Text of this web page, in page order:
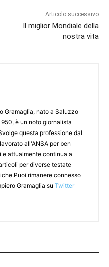
Articolo successivo
Il miglior Mondiale della
nostra vita
Gramaglia, nato a Saluzzo
è un noto giornalista
questa professione dal
all'ANSA per ben
e attualmente continua a
per diverse testate
rimanere connesso
Gramaglia su Twitter